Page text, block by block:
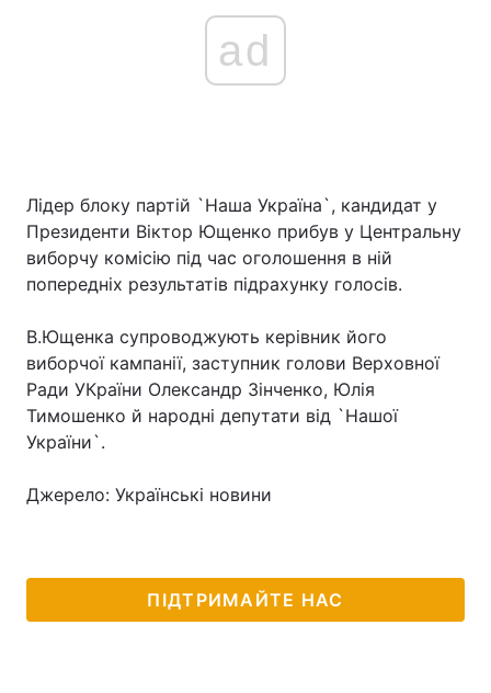
ad
Лідер блоку партій `Наша Україна`, кандидат у
Президенти Віктор Ющенко прибув у Центральну
виборчу комісію під час оголошення в ній
попередніх результатів підрахунку голосів.
В.Ющенка супроводжують керівник його
виборчої кампанії, заступник голови Верховної
Ради УКраїни Олександр Зінченко, Юлія
Тимошенко й народні депутати від `Нашої
України`.
Джерело: Українські новини
ПІДТРИМАЙТЕ НАС